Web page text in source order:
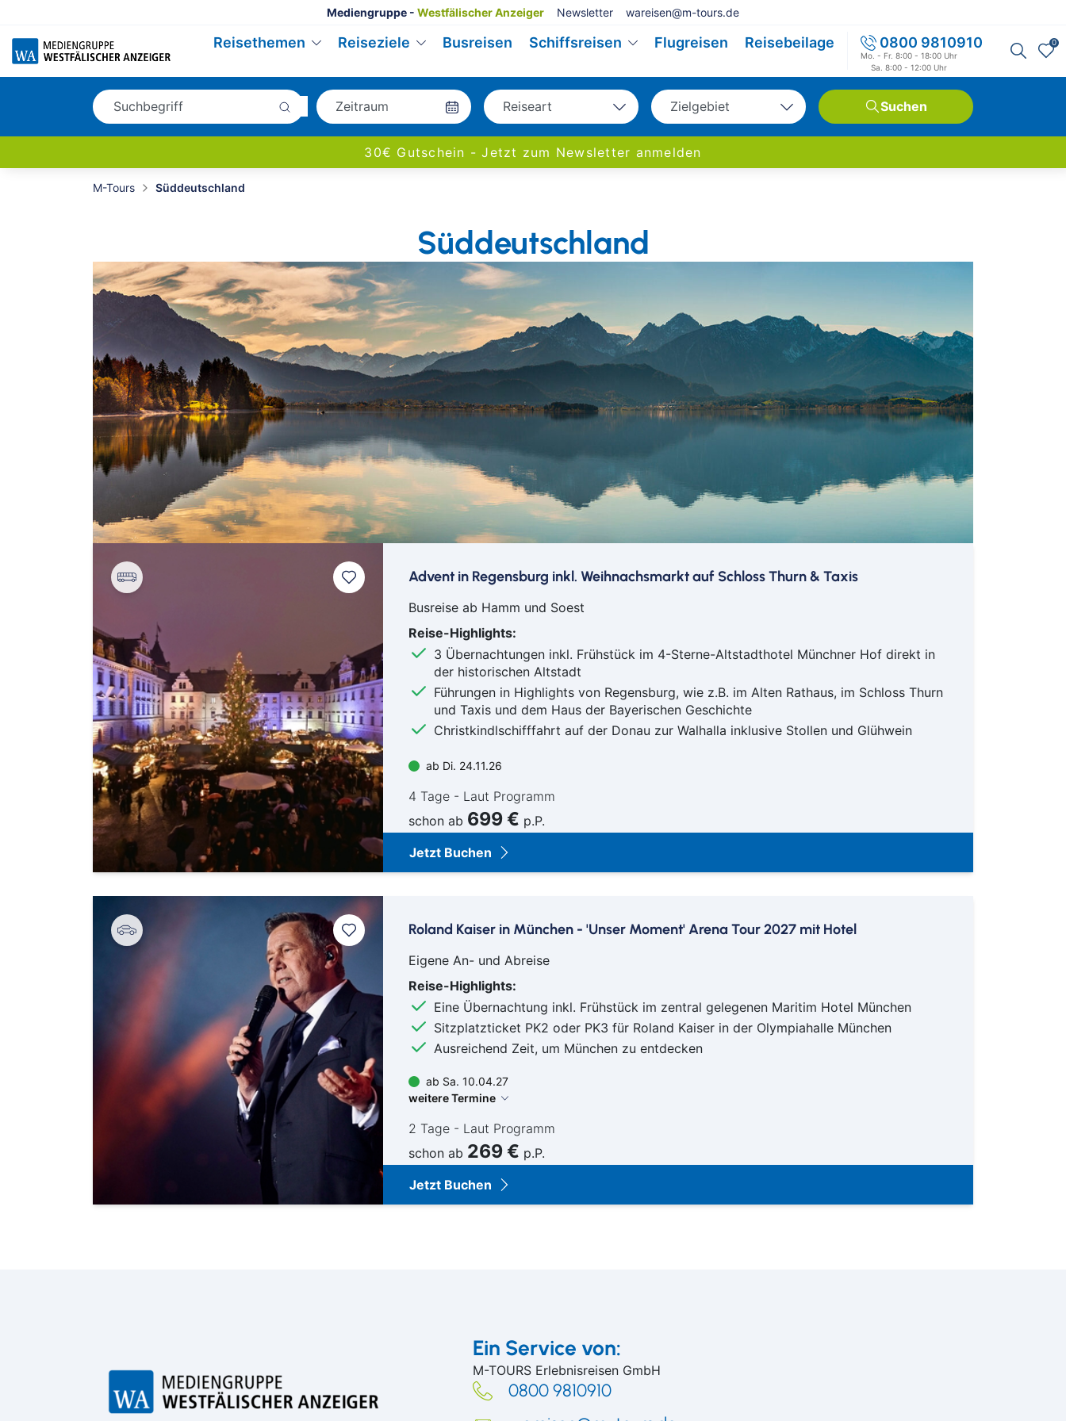
Mediengruppe - Westfälischer Anzeiger Newsletter wareisen@m-tours.de
Reisethemen Reiseziele Busreisen Schiffsreisen Flugreisen Reisebeilage 0800 9810910
Mo. - Fr. 8:00 - 18:00 Uhr
Sa. 8:00 - 12:00 Uhr
0
Reiseart
Eigenanreise
Zielgebiet
Europa
Suchen
30€ Gutschein - Jetzt zum Newsletter anmelden
M-Tours Süddeutschland
Süddeutschland
Advent in Regensburg inkl. Weihnachsmarkt auf Schloss Thurn & Taxis
Busreise ab Hamm und Soest
Reise-Highlights:
3 Übernachtungen inkl. Frühstück im 4-Sterne-Altstadthotel Münchner Hof direkt in
der historischen Altstadt
Führungen in Highlights von Regensburg, wie z.B. im Alten Rathaus, im Schloss Thurn
und Taxis und dem Haus der Bayerischen Geschichte
Christkindlschifffahrt auf der Donau zur Walhalla inklusive Stollen und Glühwein
ab Di. 24.11.26
4 Tage - Laut Programm
schon ab 699 € p.P.
Jetzt Buchen
Roland Kaiser in München - 'Unser Moment' Arena Tour 2027 mit Hotel
Eigene An- und Abreise
Reise-Highlights:
Eine Übernachtung inkl. Frühstück im zentral gelegenen Maritim Hotel München
Sitzplatzticket PK2 oder PK3 für Roland Kaiser in der Olympiahalle München
Ausreichend Zeit, um München zu entdecken
ab Sa. 10.04.27
weitere Termine
2 Tage - Laut Programm
schon ab 269 € p.P.
Jetzt Buchen
Ein Service von:
M-TOURS Erlebnisreisen GmbH
0800 9810910